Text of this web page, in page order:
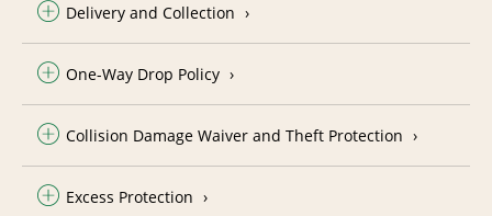
Delivery and Collection
One-Way Drop Policy
Collision Damage Waiver and Theft Protection
Excess Protection